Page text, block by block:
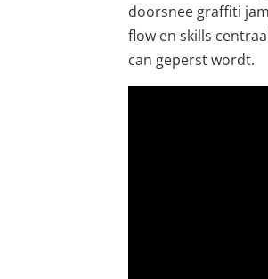
doorsnee graffiti
flow en skills
can geperst wordt.